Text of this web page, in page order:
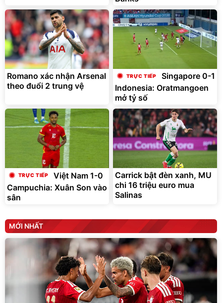
G-FORCE VIETNA
Romano xác nhận Arsenal
theo đuổi 2 trung vệ
Indonesia: Oratmangoen
mở tỷ số
Campuchia: Xuân Son vào
sân
Carrick bật đèn xanh, MU
chi 16 triệu euro mua
Salinas
MỚI NHẤT